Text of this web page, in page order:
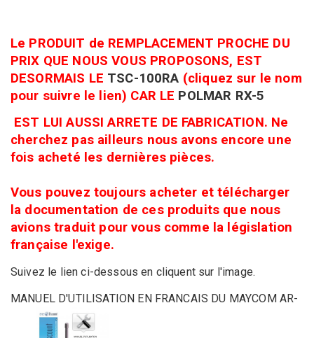
Le PRODUIT de REMPLACEMENT PROCHE DU
PRIX QUE NOUS VOUS PROPOSONS, EST
DESORMAIS LE TSC-100RA (cliquez sur le nom
pour suivre le lien) CAR LE POLMAR RX-5
EST LUI AUSSI ARRETE DE FABRICATION. Ne
cherchez pas ailleurs nous avons encore une
fois acheté les dernières pièces.
Vous pouvez toujours acheter et télécharger
la documentation de ces produits que nous
avions traduit pour vous comme la législation
française l'exige.
Suivez le lien ci-dessous en cliquent sur l'image.
MANUEL D'UTILISATION EN FRANCAIS DU MAYCOM AR-